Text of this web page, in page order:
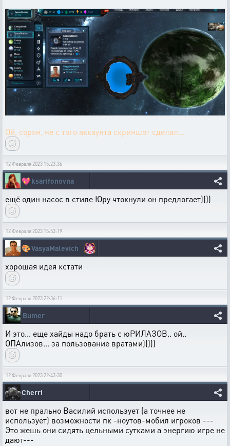
Ой, сорян, не с того аккаунта скриншот сделал...
12 Февраля 2023 15:23:36
💖ksarifonovna
ещё один насос в стиле Юру чтокнули он предлогает))))
12 Февраля 2023 15:53:19
🎨VasyaMalevich
хорошая идея кстати
12 Февраля 2023 22:36:11
Bumer
И это... еще хайды надо брать с юРИЛАЗОВ.. ой..
ОПАлизов... за пользование вратами)))))
12 Февраля 2023 22:43:30
Cherri
вот не прально Василий использует (а точнее не
использует) возможности пк -ноутов-мобил игроков ---
Это жешь они сидять цельными сутками а энергию игре не
дают---